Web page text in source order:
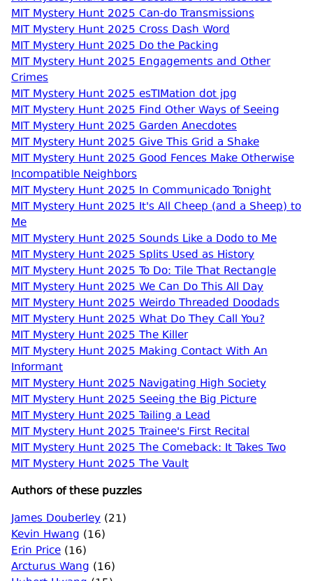
MIT Mystery Hunt 2025 Can-do Transmissions
MIT Mystery Hunt 2025 Cross Dash Word
MIT Mystery Hunt 2025 Do the Packing
MIT Mystery Hunt 2025 Engagements and Other
Crimes
MIT Mystery Hunt 2025 esTIMation dot jpg
MIT Mystery Hunt 2025 Find Other Ways of Seeing
MIT Mystery Hunt 2025 Garden Anecdotes
MIT Mystery Hunt 2025 Give This Grid a Shake
MIT Mystery Hunt 2025 Good Fences Make Otherwise
Incompatible Neighbors
MIT Mystery Hunt 2025 In Communicado Tonight
MIT Mystery Hunt 2025 It's All Cheep (and a Sheep) to
Me
MIT Mystery Hunt 2025 Sounds Like a Dodo to Me
MIT Mystery Hunt 2025 Splits Used as History
MIT Mystery Hunt 2025 To Do: Tile That Rectangle
MIT Mystery Hunt 2025 We Can Do This All Day
MIT Mystery Hunt 2025 Weirdo Threaded Doodads
MIT Mystery Hunt 2025 What Do They Call You?
MIT Mystery Hunt 2025 The Killer
MIT Mystery Hunt 2025 Making Contact With An
Informant
MIT Mystery Hunt 2025 Navigating High Society
MIT Mystery Hunt 2025 Seeing the Big Picture
MIT Mystery Hunt 2025 Tailing a Lead
MIT Mystery Hunt 2025 Trainee's First Recital
MIT Mystery Hunt 2025 The Comeback: It Takes Two
MIT Mystery Hunt 2025 The Vault
Authors of these puzzles
James Douberley (21)
Kevin Hwang (16)
Erin Price (16)
Arcturus Wang (16)